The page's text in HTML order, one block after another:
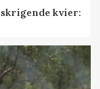
kvier: